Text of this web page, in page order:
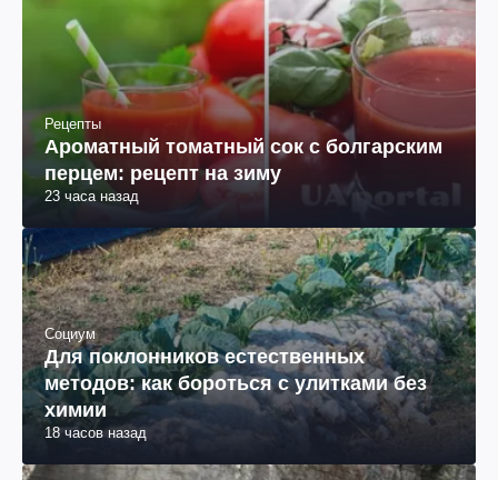
Рецепты
Ароматный томатный сок с болгарским
перцем: рецепт на зиму
23 часа назад
Социум
Для поклонников естественных
методов: как бороться с улитками без
химии
18 часов назад